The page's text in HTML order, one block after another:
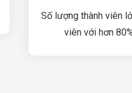
Số lượng thành viên
viên với hơn